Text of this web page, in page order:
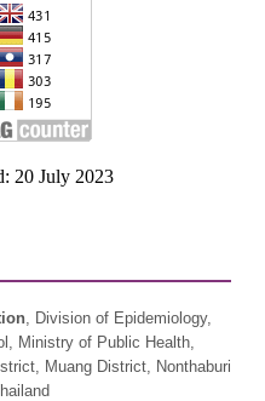
20 July 2023
, Division of Epidemiology,
Ministry of Public Health,
Muang District, Nonthaburi